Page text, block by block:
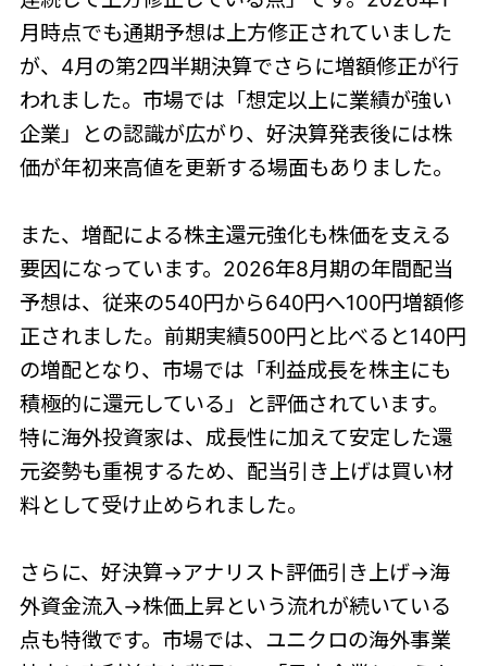
月時点でも通期予想は上方修正されていました
が、4月の第2四半期決算でさらに増額修正が行
われました。市場では「想定以上に業績が強い
企業」との認識が広がり、好決算発表後には株
価が年初来高値を更新する場面もありました。
また、増配による株主還元強化も株価を支える
要因になっています。2026年8月期の年間配当
予想は、従来の540円から640円へ100円増額修
正されました。前期実績500円と比べると140円
の増配となり、市場では「利益成長を株主にも
積極的に還元している」と評価されています。
特に海外投資家は、成長性に加えて安定した還
元姿勢も重視するため、配当引き上げは買い材
料として受け止められました。
さらに、好決算→アナリスト評価引き上げ→海
外資金流入→株価上昇という流れが続いている
点も特徴です。市場では、ユニクロの海外事業